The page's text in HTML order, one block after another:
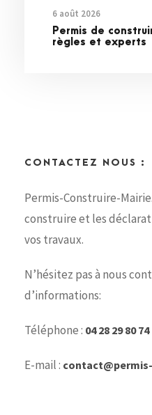
6 août 2026
Permis de
règles et experts
CONTACTEZ NOUS :
Permis-Construire-
construire et les
vos travaux.
N’hésitez pas à nous
d’informations:
Téléphone : 04 28 29 80 74
E-mail :